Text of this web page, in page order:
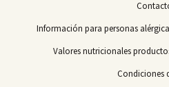
Información para personas
Valores nutricionales
Condiciones